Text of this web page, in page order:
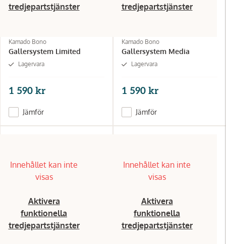
tredjepartstjänster
Kamado Bono
Gallersystem Limited
Lagervara
1 590 kr
Jämför
tredjepartstjänster
Kamado Bono
Gallersystem Media
Lagervara
1 590 kr
Jämför
Innehållet kan inte
visas
Aktivera
funktionella
tredjepartstjänster
Innehållet kan inte
visas
Aktivera
funktionella
tredjepartstjänster